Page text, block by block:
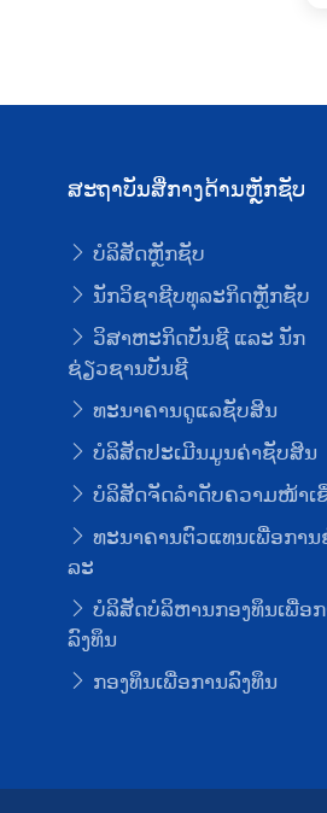
ສະຖາບັນສື່ກາງດ້ານຫຼັກຊັບ
ບໍລິສັດຫຼັກຊັບ
ນັກວິຊາຊີບທຸລະກິດຫຼັກຊັບ
ວິສາຫະກິດບັນຊີ ແລະ ນັກ
ຊ່ຽວຊານບັນຊີ
ທະນາຄານດູແລຊັບສິນ
ບໍລິສັດປະເມີນມູນຄ່າຊັບສິນ
ບໍລິສັດຈັດລໍາດັບຄວາມໜ້າເ
ທະນາຄານຕົວແທນເພື່ອການ
ລະ
ບໍລິສັດບໍລິຫານກອງທຶນເພື່ອ
ລົງທຶນ
ກອງທຶນເພື່ອການລົງທຶນ